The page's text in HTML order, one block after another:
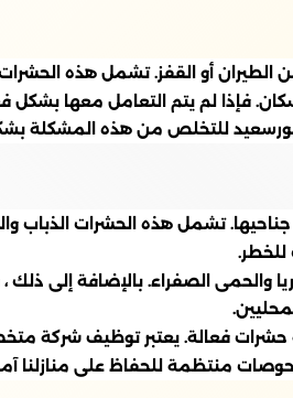
أو القفز. تشمل هذه الحشرات
فإذا لم يتم التعامل معها
بورسعيد للتخلص من هذه المشكلة
تشمل هذه الحشرات الذباب
للخطر.
والحمى الصفراء. بالإضافة إلى
حشرات فعالة. يعتبر توظيف شركة
منتظمة للحفاظ على منازلنا